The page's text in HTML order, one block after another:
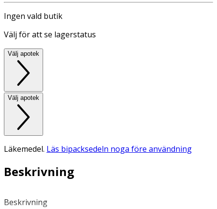
Ingen vald butik
Välj för att se lagerstatus
Välj apotek
Välj apotek
Läkemedel. Läs bipacksedeln noga före användning
Beskrivning
Beskrivning